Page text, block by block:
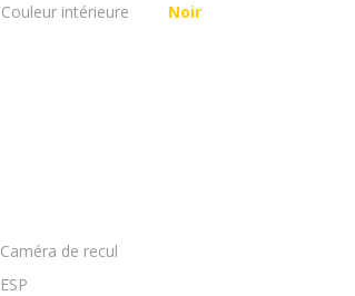
Couleur intérieure
Noir
Caméra de recul
ESP